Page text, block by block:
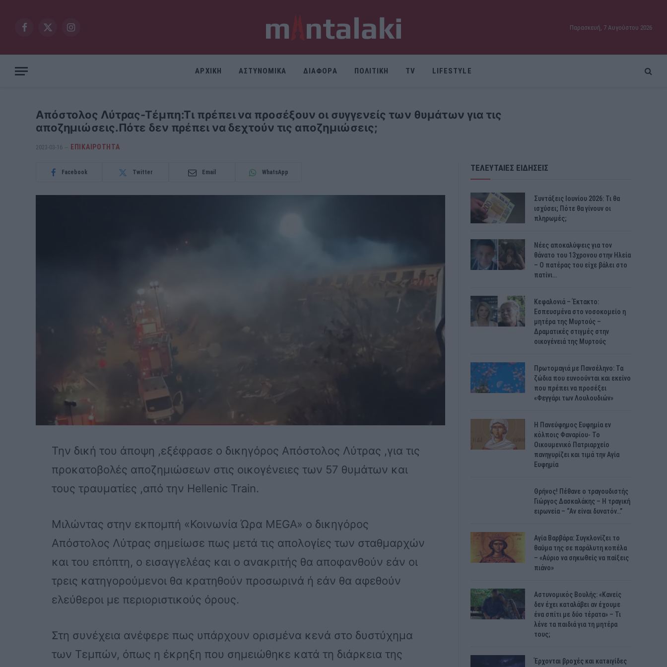
Facebook
X
Instagram
Παρασκευή, 7 Αυγούστου 2026
ΑΡΧΙΚΗ ΑΣΤΥΝΟΜΙΚΑ ΔΙΑΦΟΡΑ ΠΟΛΙΤΙΚΗ TV LIFESTYLE
Απόστολος Λύτρας-Τέμπη:Τι πρέπει να προσέξουν οι συγγενείς των θυμάτων για τις
αποζημιώσεις.Πότε δεν πρέπει να δεχτούν τις αποζημιώσεις;
2023-03-16 ΕΠΙΚΑΙΡΟΤΗΤΑ
Facebook Twitter Email WhatsApp
Την δική του άποψη ,εξέφρασε ο δικηγόρος Απόστολος Λύτρας ,για τις
προκατοβολές αποζημιώσεων στις οικογένειες των 57 θυμάτων και
τους τραυματίες ,από την Hellenic Train.
Μιλώντας στην εκπομπή «Κοινωνία Ώρα MEGA» ο δικηγόρος
Απόστολος Λύτρας σημείωσε πως μετά τις απολογίες των σταθμαρχών
και του επόπτη, ο εισαγγελέας και ο ανακριτής θα αποφανθούν εάν οι
τρεις κατηγορούμενοι θα κρατηθούν προσωρινά ή εάν θα αφεθούν
ελεύθεροι με περιοριστικούς όρους.
Στη συνέχεια ανέφερε πως υπάρχουν ορισμένα κενά στο δυστύχημα
των Τεμπών, όπως η έκρηξη που σημειώθηκε κατά τη διάρκεια της
ΤΕΛΕΥΤΑΙΕΣ ΕΙΔΗΣΕΙΣ
Συντάξεις Ιουνίου 2026: Τι θα
ισχύσει; Πότε θα γίνουν οι
πληρωμές;
Νέες αποκαλύψεις για τον
θάνατο του 13χρονου στην Ηλεία
– Ο πατέρας του είχε βάλει στο
πατίνι…
Κεφαλονιά – Έκτακτο:
Εσπευσμένα στο νοσοκομείο η
μητέρα της Μυρτούς –
Δραματικές στιγμές στην
οικογένειά της Μυρτούς
Πρωτομαγιά με Πανσέληνο: Τα
ζώδια που ευνοούνται και εκείνο
που πρέπει να προσέξει
«Φεγγάρι των Λουλουδιών»
H Πανεύφημος Ευφημία εν
κόλποις Φαναρίου- Το
Οικουμενικό Πατριαρχείο
πανηγυρίζει και τιμά την Αγία
Ευφημία
Θρήνος! Πέθανε ο τραγουδιστής
Γιώργος Δασκαλάκης – Η τραγική
ειρωνεία – “Αν είναι δυνατόν…”
Αγία Βαρβάρα: Συγκλονίζει το
θαύμα της σε παράλυτη κοπέλα
– «Αύριο να σηκωθείς να παίξεις
πιάνο»
Αστυνομικός Bουλής: «Κανείς
δεν έχει καταλάβει αν έχουμε
ένα σπίτι με δύο τέρατα» – Τι
λένε τα παιδιά για τη μητέρα
τους;
Έρχονται βροχές και κατaιγίδες